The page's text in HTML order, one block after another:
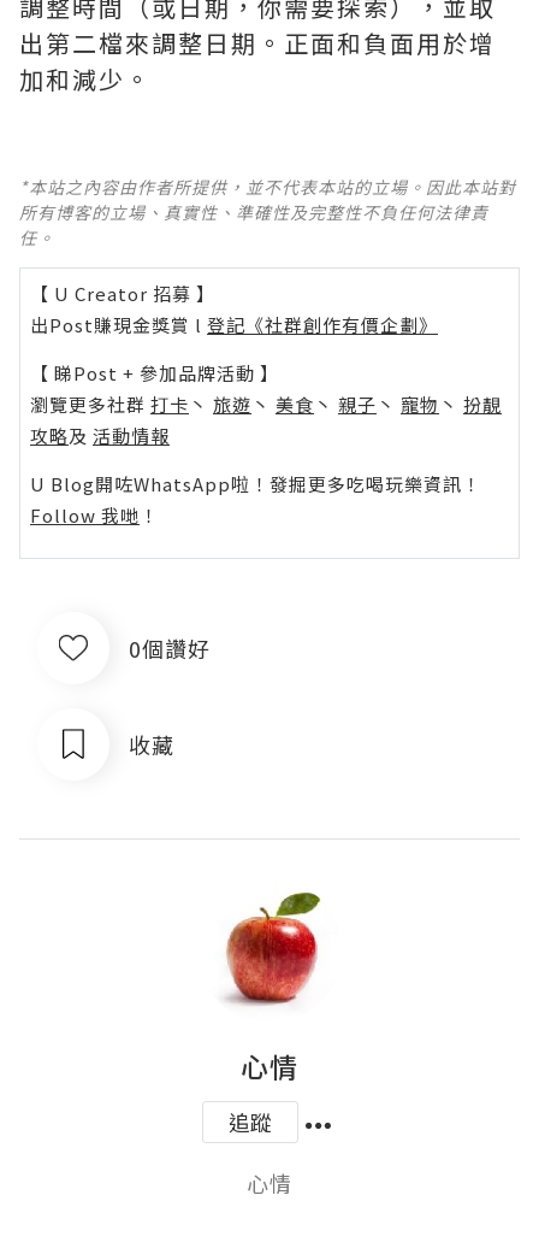
出第二檔來調整日期。正面和負面用於增
加和減少。
*本站之內容由作者所提供，並不代表本站的立場。因此本站對
所有博客的立場、真實性、準確性及完整性不負任何法律責
任。
【 U Creator 招募 】
出Post賺現金獎賞 l 登記《社群創作有價企劃》
【 睇Post + 參加品牌活動 】
瀏覽更多社群 打卡 丶 旅遊 丶 美食 丶 親子 丶 寵物 丶 扮靚
攻略及 活動情報
U Blog開咗WhatsApp啦！發掘更多吃喝玩樂資訊！
Follow 我哋 ！
0個讚好
收藏
心情
追蹤
心情